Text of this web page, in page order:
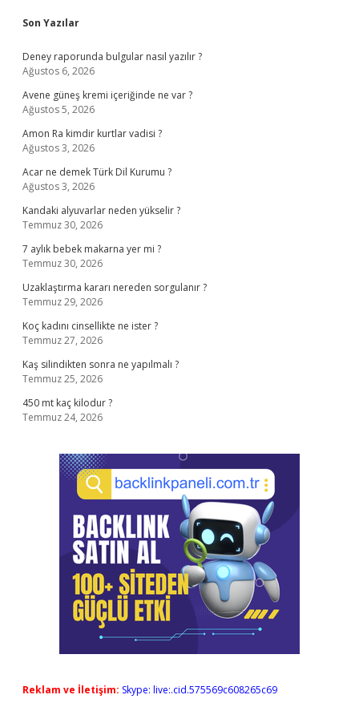
Sidebar
Son Yazılar
Deney raporunda bulgular nasıl yazılır ?
Ağustos 6, 2026
Avene güneş kremi içeriğinde ne var ?
Ağustos 5, 2026
Amon Ra kimdir kurtlar vadisi ?
Ağustos 3, 2026
Acar ne demek Türk Dil Kurumu ?
Ağustos 3, 2026
Kandaki alyuvarlar neden yükselir ?
Temmuz 30, 2026
7 aylık bebek makarna yer mi ?
Temmuz 30, 2026
Uzaklaştırma kararı nereden sorgulanır ?
Temmuz 29, 2026
Koç kadını cinsellikte ne ister ?
Temmuz 27, 2026
Kaş silindikten sonra ne yapılmalı ?
Temmuz 25, 2026
450 mt kaç kilodur ?
Temmuz 24, 2026
Reklam ve İletişim: Skype: live:.cid.575569c608265c69